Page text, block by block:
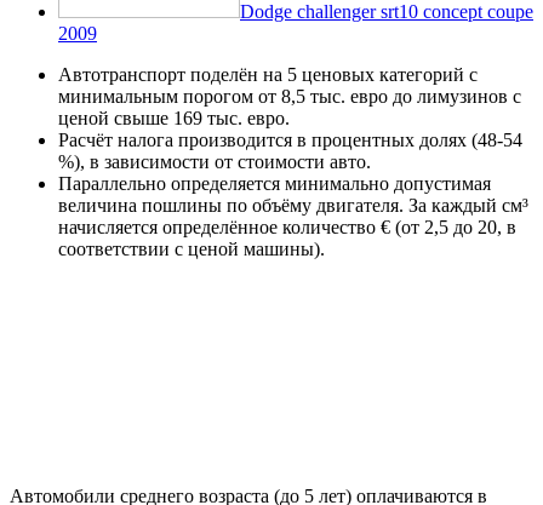
Dodge challenger srt10 concept coupe
2009
Автотранспорт поделён на 5 ценовых категорий с
минимальным порогом от 8,5 тыс. евро до лимузинов с
ценой свыше 169 тыс. евро.
Расчёт налога производится в процентных долях (48-54
%), в зависимости от стоимости авто.
Параллельно определяется минимально допустимая
величина пошлины по объёму двигателя. За каждый см³
начисляется определённое количество € (от 2,5 до 20, в
соответствии с ценой машины).
Автомобили среднего возраста (до 5 лет) оплачиваются в